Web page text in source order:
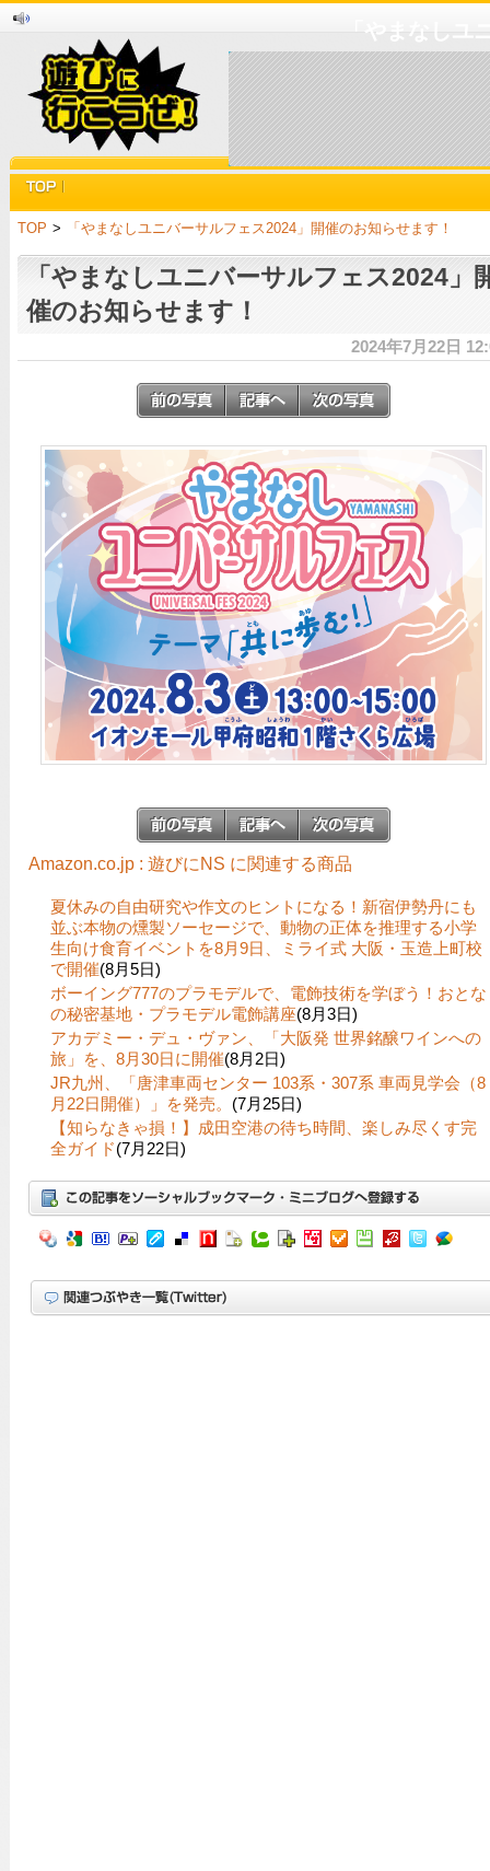
「やまなしユ
TOP > 「やまなしユニバーサルフェス2024」開催のお知らせます！
「やまなしユニバーサルフェス2024」
催のお知らせます！
2024年7月22日
Amazon.co.jp : 遊びにNS に関連する商品
夏休みの自由研究や作文のヒントになる！新宿伊勢丹にも
並ぶ本物の燻製ソーセージで、動物の正体を推理する小学
生向け食育イベントを8月9日、ミライ式 大阪・玉造上町校
で開催(8月5日)
ボーイング777のプラモデルで、電飾技術を学ぼう！おとな
の秘密基地・プラモデル電飾講座(8月3日)
アカデミー・デュ・ヴァン、「大阪発 世界銘醸ワインへの
旅」を、8月30日に開催(8月2日)
JR九州、「唐津車両センター 103系・307系 車両見学会（8
月22日開催）」を発売。 (7月25日)
【知らなきゃ損！】成田空港の待ち時間、楽しみ尽くす完
全ガイド(7月22日)